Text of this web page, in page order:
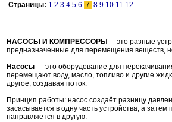
Страницы: 1 2 3 4 5 6 7 8 9 10 11 12
НАСОСЫ И КОМПРЕССОРЫ — это разные
предназначенные для перемещения веществ,
Насосы — это оборудование для
перемещают воду, масло, топливо и другие
другое, создавая поток.
Принцип работы: насос создаёт разницу
засасывается в одну часть устройства, а
направляется в другую.